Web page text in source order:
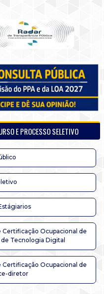
E PROCESSO SELETIVO
Certificação Ocupacional de
Tecnologia Digital
Certificação Ocupacional de
diretor